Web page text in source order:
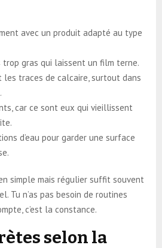
avec un produit adapté au type
gras qui laissent un film terne.
les traces de calcaire, surtout dans
car ce sont eux qui vieillissent
d’eau pour garder une surface
simple mais régulier suffit souvent
Tu n’as pas besoin de routines
c’est la constance.
selon la